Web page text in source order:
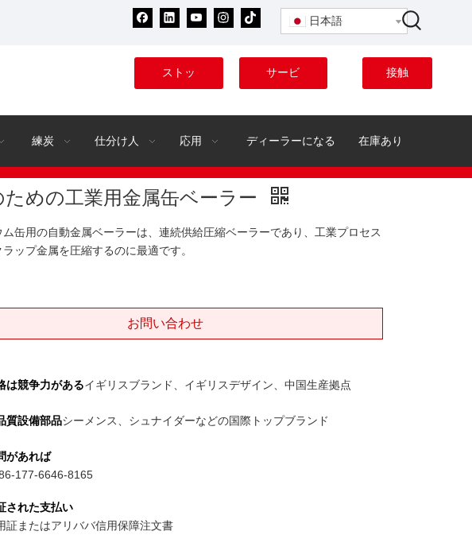
日本語
ストッ サービ 接触
練炭 仕分け人 応用 ディーラーになる 在庫あり
ための工業用金属缶ベーラー
ム缶用の自動金属ベーラーは、連続供給圧縮ベーラーであり、工業プロセス
ップ金属を圧縮するのに最適です。
お問い合わせ
は競争力があるイギリスブランド、イギリスデザイン、中国生産拠点
質設備部品シーメンス、シュナイダーなどの国際トップブランド
があれば
177-6646-8165
された支払い
証またはアリババ信用保障注文書